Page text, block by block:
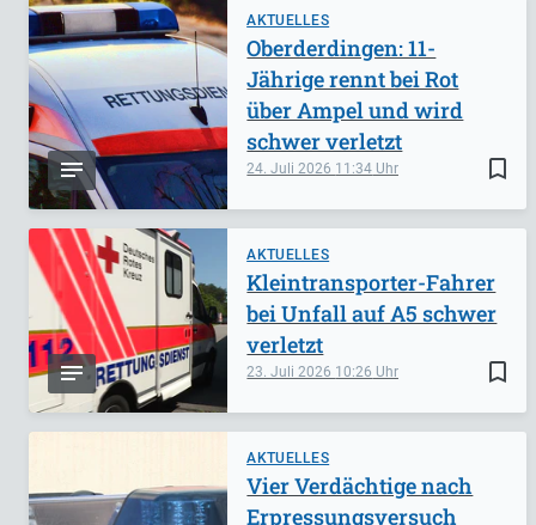
AKTUELLES
bookmark_border
24. Juli 2026 11:34
Oberderdingen: 11-
Jährige rennt bei Rot
über Ampel und wird
schwer verletzt
AKTUELLES
bookmark_border
23. Juli 2026 10:26
Kleintransporter-Fahrer
bei Unfall auf A5 schwer
verletzt
AKTUELLES
Vier Verdächtige nach
Erpressungsversuch